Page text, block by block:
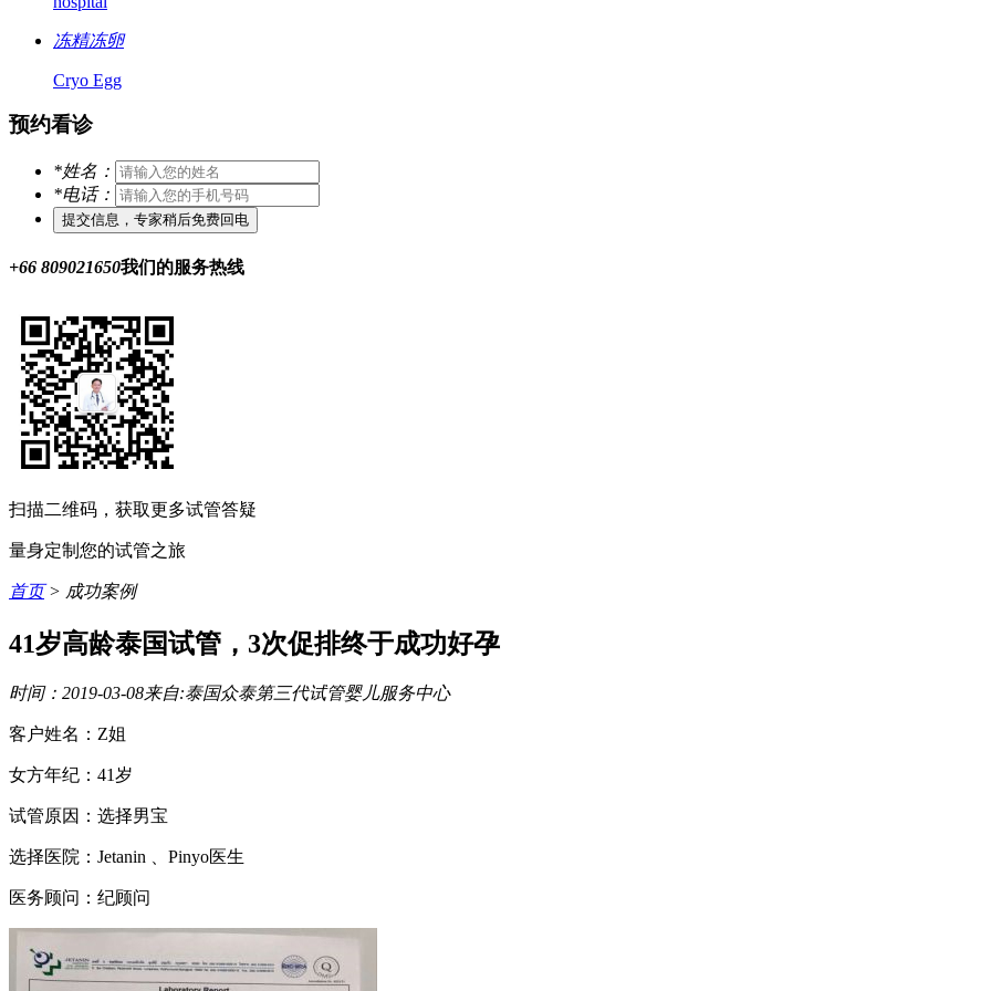
冻精冻卵
Cryo Egg
预约看诊
*姓名：
*电话：
+66 809021650我们的服务热线
扫描二维码，获取更多试管答疑
量身定制您的试管之旅
首页> 成功案例
41岁高龄泰国试管，3次促排终于成功好孕
时间：2019-03-08来自:泰国众泰第三代试管婴儿服务中心
客户姓名：Z姐
女方年纪：41岁
试管原因：选择男宝
选择医院：Jetanin 、Pinyo医生
医务顾问：纪顾问